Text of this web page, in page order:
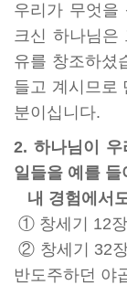
우리가 무엇을
크신 하나님은
유를 창조하셨
들고 계시므로
분이십니다.
2. 하나님이
일들을 예를 들
내 경험에서
① 창세기 12
② 창세기 32
반도주하던 야